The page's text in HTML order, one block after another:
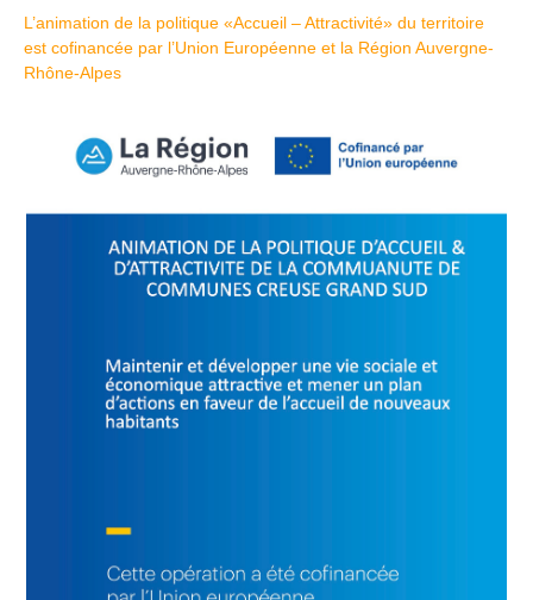
L’animation de la politique «Accueil – Attractivité» du territoire
est cofinancée par l’Union Européenne et la Région Auvergne-
Rhône-Alpes